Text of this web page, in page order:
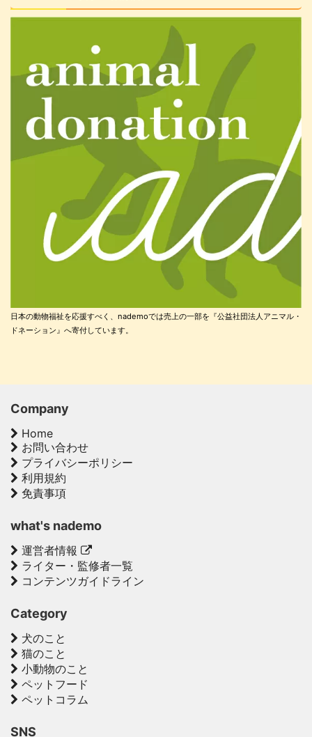
日本の動物福祉を応援すべく、nademoでは売上の一部を『公益社団法人アニマル・
ドネーション』へ寄付しています。
Company
Home
お問い合わせ
プライバシーポリシー
利用規約
免責事項
what's nademo
運営者情報
ライター・監修者一覧
コンテンツガイドライン
Category
犬のこと
猫のこと
小動物のこと
ペットフード
ペットコラム
SNS